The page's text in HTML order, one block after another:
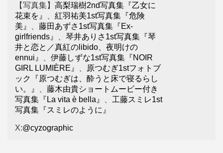
【写真集】 高梨瑞樹2nd写真集『乙女に
花束を』
紅羽祐美1st写真集『危険
美』
藤田あずさ1st写真集『Ex-
girlfriends』
琴井ありさ1st写真集『琴
井と恋と／真紅のlibido、夜明けの
ennui』
伊藤しずな1st写真集『NOIR
GIRL LUMIÈRE』
原つむぎ1stフォトブ
ック『原つむぎは、酔うと床で寝るらし
い。』
藤木由貴ショートムービー付き
写真集『La vita è bella』
工藤スミレ1st
写真集『スミレのように』
X:@cyzographic